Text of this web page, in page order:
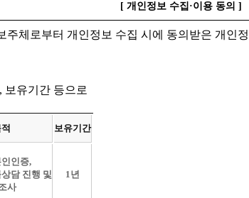
[ 개인정보 수집·이용 동의 ]
체로부터 개인정보 수집 시에 동의받은 개인
보유기간 등으로
보유기간
인증,
담 진행 및
사
1년